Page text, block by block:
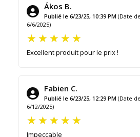
Ákos B.
Publié le 6/23/25, 10:39 PM (Date
6/6/2025)
Excellent produit pour le prix !
Fabien C.
Publié le 6/23/25, 12:29 PM (Date
6/12/2025)
Impeccable